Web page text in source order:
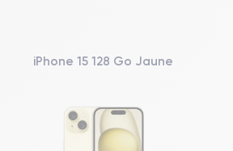
iPhone 15 128 Go Jaune